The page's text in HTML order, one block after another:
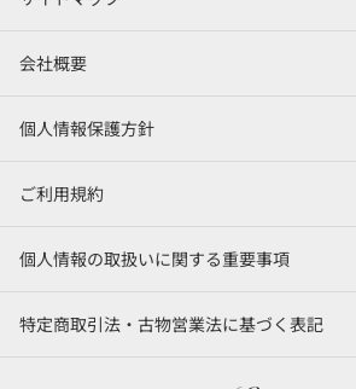
会社概要
個人情報保護方針
ご利用規約
個人情報の取扱いに関する重要事項
特定商取引法・古物営業法に基づく表記